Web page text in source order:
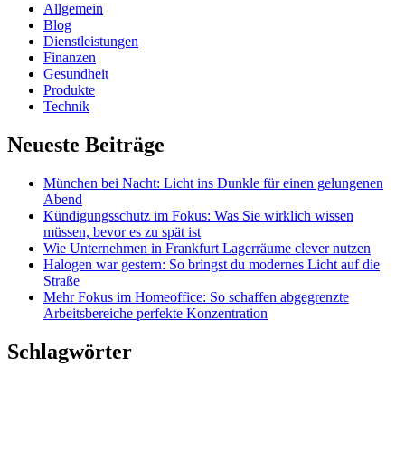
Allgemein
Blog
Dienstleistungen
Finanzen
Gesundheit
Produkte
Technik
Neueste Beiträge
München bei Nacht: Licht ins Dunkle für einen gelungenen
Abend
Kündigungsschutz im Fokus: Was Sie wirklich wissen
müssen, bevor es zu spät ist
Wie Unternehmen in Frankfurt Lagerräume clever nutzen
Halogen war gestern: So bringst du modernes Licht auf die
Straße
Mehr Fokus im Homeoffice: So schaffen abgegrenzte
Arbeitsbereiche perfekte Konzentration
Schlagwörter